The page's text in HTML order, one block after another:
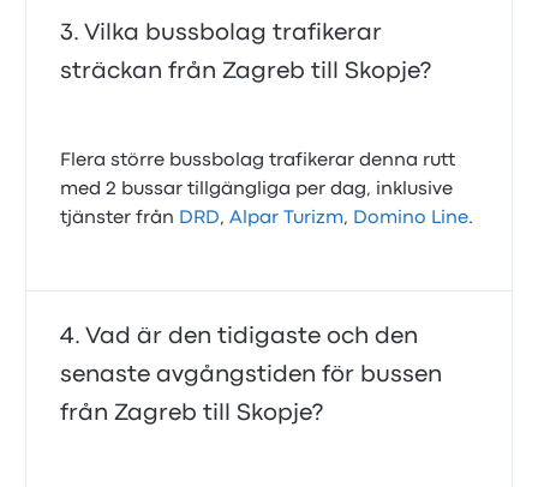
Vilka bussbolag trafikerar
sträckan från Zagreb till Skopje?
Flera större bussbolag trafikerar denna rutt
med 2 bussar tillgängliga per dag, inklusive
tjänster från DRD,Alpar Turizm, Domino Line.
Vad är den tidigaste och den
senaste avgångstiden för bussen
från Zagreb till Skopje?